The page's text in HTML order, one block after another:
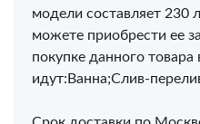
модели составляет 230
можете приобрести ее
покупке данного товара
идут:Ванна;Слив-